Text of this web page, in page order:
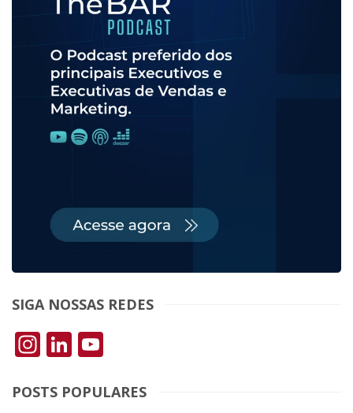
SIGA NOSSAS REDES
Instagram
LinkedIn
POSTS POPULARES